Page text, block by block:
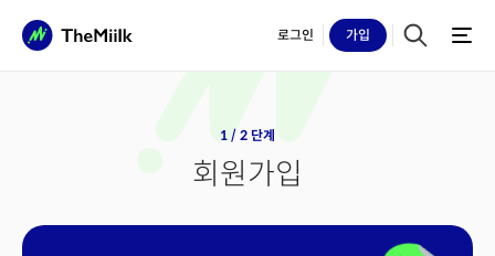
로그인 가입
1 / 2 단계
회원가입